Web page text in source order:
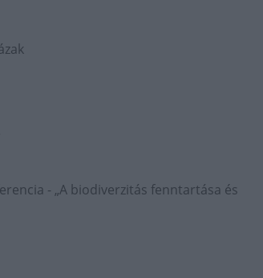
- „A biodiverzitás fenntartása és